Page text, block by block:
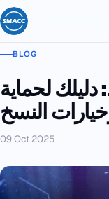
BLOG
دليلك لحماية
النسخ
09 Oct 2025